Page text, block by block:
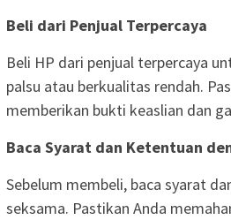
Beli dari Penjual Terpercaya
Beli HP dari penjual terpercaya
palsu atau berkualitas rendah.
memberikan bukti keaslian dan
Baca Syarat dan Ketentuan
Sebelum membeli, baca syarat
seksama. Pastikan Anda